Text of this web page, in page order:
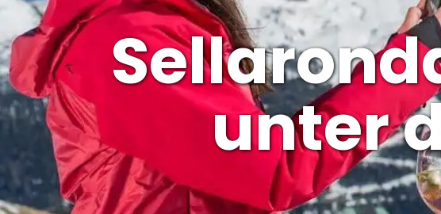
unter